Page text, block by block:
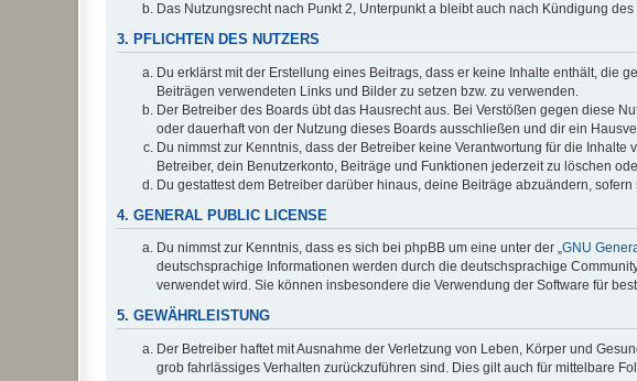
Das Nutzungsrecht nach Punkt 2, Unterpunkt a bleibt auch nach Kündigung
3. PFLICHTEN DES NUTZERS
Du erklärst mit der Erstellung eines Beitrags, dass er keine Inhalte enthält, die
Beiträgen verwendeten Links und Bilder zu setzen bzw. zu verwenden.
Der Betreiber des Boards übt das Hausrecht aus. Bei Verstößen gegen diese
oder dauerhaft von der Nutzung dieses Boards ausschließen und dir ein
Du nimmst zur Kenntnis, dass der Betreiber keine Verantwortung für die
Betreiber, dein Benutzerkonto, Beiträge und Funktionen jederzeit zu löschen
Du gestattest dem Betreiber darüber hinaus, deine Beiträge abzuändern,
4. GENERAL PUBLIC LICENSE
Du nimmst zur Kenntnis, dass es sich bei phpBB um eine unter der „GNU
deutschsprachige Informationen werden durch die deutschsprachige
verwendet wird. Sie können insbesondere die Verwendung der Software für
5. GEWÄHRLEISTUNG
Der Betreiber haftet mit Ausnahme der Verletzung von Leben, Körper und
grob fahrlässiges Verhalten zurückzuführen sind. Dies gilt auch für mittelbare